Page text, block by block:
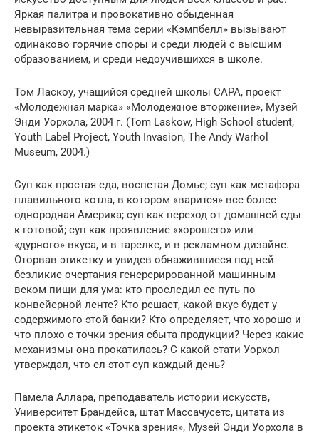
Яркая палитра и провокативно обыденная
невыразительная тема серии «Кэмпбелл» вызывают
одинаково горячие споры и среди людей с высшим
образованием, и среди недоучившихся в школе.
Том Ласкоу, учащийся средней школы CAPA, проект
«Молодежная марка» «Молодежное вторжение», Музей
Энди Уорхола, 2004 г. (Tom Laskow, High School student,
Youth Label Project, Youth Invasion, The Andy Warhol
Museum, 2004.)
Суп как простая еда, воспетая Домье; суп как метафора
плавильного котла, в котором «варится» все более
однородная Америка; суп как переход от домашней еды
к готовой; суп как проявление «хорошего» или
«дурного» вкуса, и в тарелке, и в рекламном дизайне.
Оторвав этикетку и увидев обнажившиеся под ней
безликие очертания генерерированной машинным
веком пищи для ума: кто проследил ее путь по
конвейерной ленте? Кто решает, какой вкус будет у
содержимого этой банки? Кто определяет, что хорошо и
что плохо с точки зрения сбыта продукции? Через какие
механизмы она прокатилась? С какой стати Уорхол
утверждал, что ел этот суп каждый день?
Памела Аллара, преподаватель истории искусств,
Университет Брандейса, штат Массачусетс, цитата из
проекта этикеток «Точка зрения», Музей Энди Уорхола в